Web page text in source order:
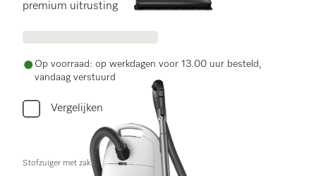
premium uitrusting
Op voorraad: op werkdagen voor 13.00 uur besteld,
vandaag verstuurd
Vergelijken
Stofzuiger met zak